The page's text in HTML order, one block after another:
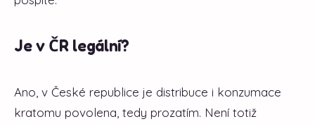
Je v ČR legální?
Ano, v České republice je distribuce i konzumace
kratomu povolena, tedy prozatím. Není totiž